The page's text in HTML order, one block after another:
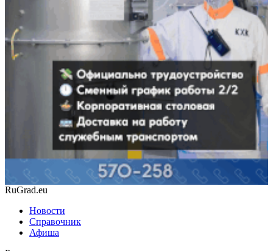
RuGrad.eu
Новости
Справочник
Афиша